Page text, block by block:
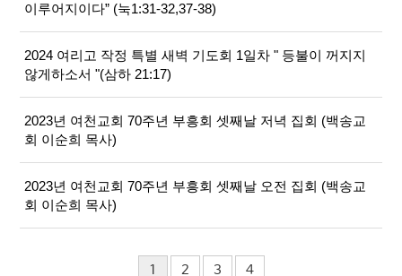
이루어지이다” (눅1:31-32,37-38)
2024 여리고 작정 특별 새벽 기도회 1일차 " 등불이 꺼지지
않게하소서 "(삼하 21:17)
2023년 여천교회 70주년 부흥회 셋째날 저녁 집회 (백송교
회 이순희 목사)
2023년 여천교회 70주년 부흥회 셋째날 오전 집회 (백송교
회 이순희 목사)
1 2 3 4